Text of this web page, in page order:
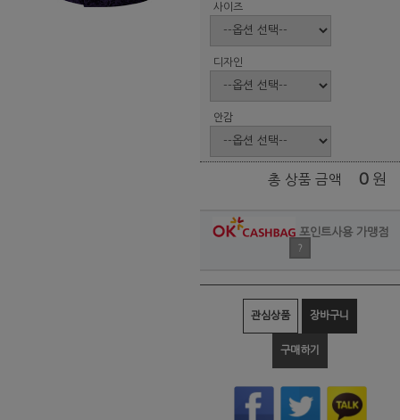
사이즈
디자인
안감
총 상품 금액 0 원
포인트사용 가맹점
?
관심상품 장바구니
구매하기